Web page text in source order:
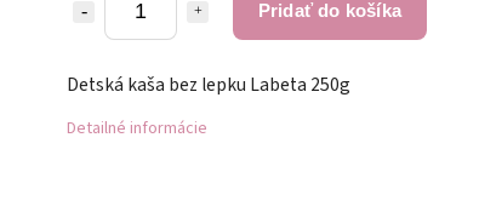
Pridať do košíka
Detská kaša bez lepku Labeta 250g
Detailné informácie